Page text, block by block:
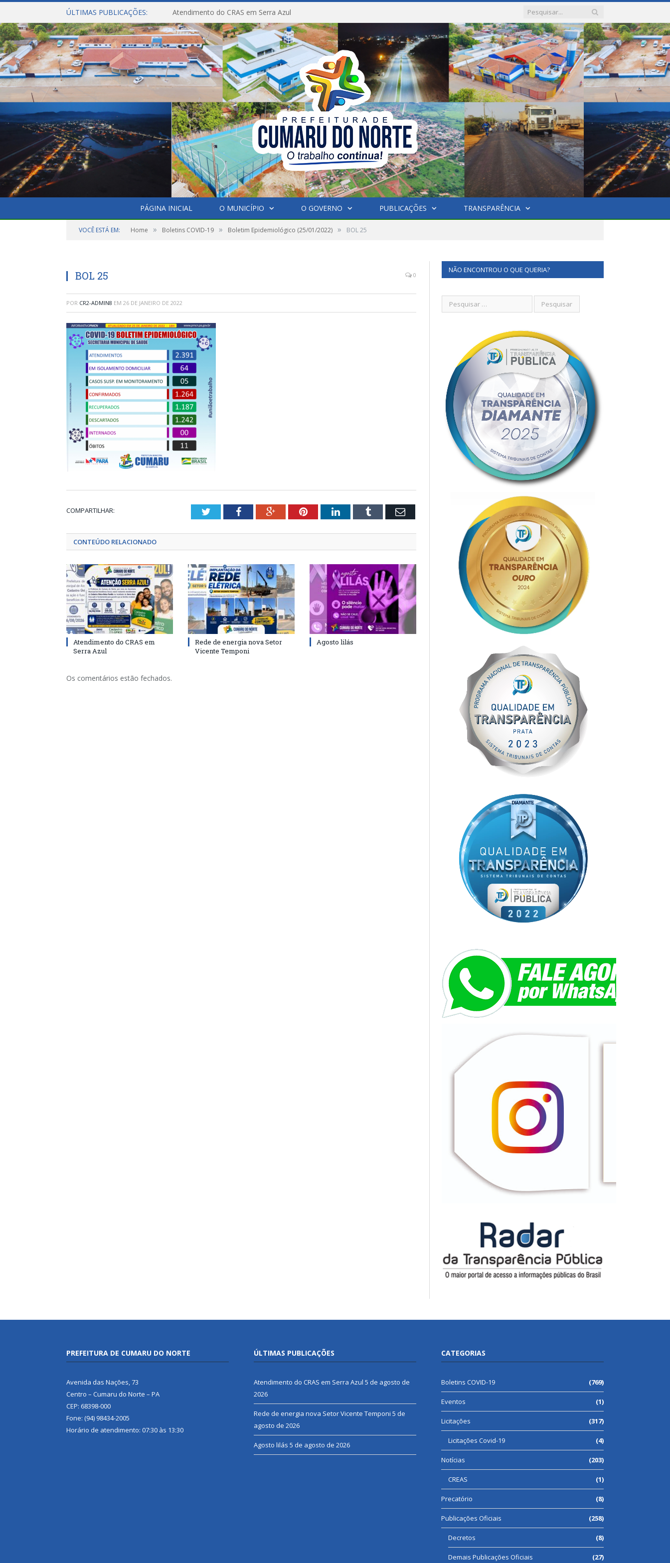
ÚLTIMAS PUBLICAÇÕES: Atendimento do CRAS em Serra Azul
PÁGINA INICIAL O MUNICÍPIO O GOVERNO PUBLICAÇÕES TRANSPARÊNCIA
VOCÊ ESTÁ EM: Home » Boletins COVID-19 » Boletim Epidemiológico (25/01/2022) » BOL 25
BOL 25 0
POR CR2-ADMIN8 EM 26 DE JANEIRO DE 2022
COMPARTILHAR: TwitterFacebookGoogle+PinterestLinkedInTumblr Email
CONTEÚDO RELACIONADO
Atendimento do CRAS em
Serra Azul
Rede de energia nova Setor
Vicente Temponi
Agosto lilás
Os comentários estão fechados.
NÃO ENCONTROU O QUE QUERIA?
PREFEITURA DE CUMARU DO NORTE
Avenida das Nações, 73
Centro – Cumaru do Norte – PA
CEP: 68398-000
Fone: (94) 98434-2005
Horário de atendimento: 07:30 às 13:30
ÚLTIMAS PUBLICAÇÕES
Atendimento do CRAS em Serra Azul 5 de agosto de
2026
Rede de energia nova Setor Vicente Temponi 5 de
agosto de 2026
Agosto lilás 5 de agosto de 2026
CATEGORIAS
Boletins COVID-19 (769)
Eventos (1)
Licitações (317)
Licitações Covid-19 (4)
Notícias (203)
CREAS (1)
Precatório (8)
Publicações Oficiais (258)
Decretos (8)
Demais Publicações Oficiais (27)